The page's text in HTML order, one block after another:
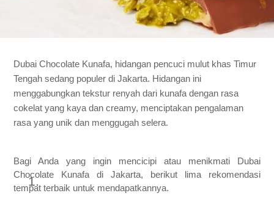
Dubai Chocolate Kunafa, hidangan pencuci mulut khas Timur
Tengah sedang populer di Jakarta. Hidangan ini
menggabungkan tekstur renyah dari kunafa dengan rasa
cokelat yang kaya dan creamy, menciptakan pengalaman
rasa yang unik dan menggugah selera.
Bagi Anda yang ingin mencicipi atau menikmati Dubai
Chocolate Kunafa di Jakarta, berikut lima rekomendasi
tempat terbaik untuk mendapatkannya.